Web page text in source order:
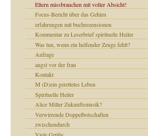
voller Absicht!"
Eltern missbrauchen mit voller Absicht!
Focus-Bericht über das Gehirn
erfahrungen mit buchrezensionen
Kommentar zu Leserbrief spirituelle Heiler
Was tun, wenn ein helfender Zeuge fehlt?
Anfrage
angst vor der frau
Kontakt
M (D)ein gerettetes Leben
Spirituelle Heiler
Alice Miller Zukunftsmusik?
Verwirrende Doppelbotschaften
zwischendurch